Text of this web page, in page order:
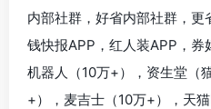
内部社群，好省内部社群，
钱快报APP，红人装APP，
机器人（10万+），资生堂（
+），麦吉士（10万+），天